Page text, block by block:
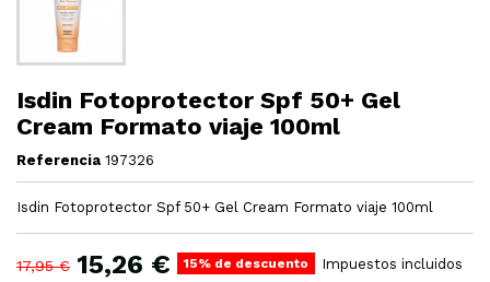
Isdin Fotoprotector Spf 50+ Gel
Cream Formato viaje 100ml
Referencia 197326
Isdin Fotoprotector Spf 50+ Gel Cream Formato viaje 100ml
17,95 € 15,26 € 15% de descuento
Impuestos incluidos